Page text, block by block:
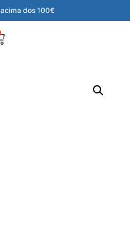
dos 100€